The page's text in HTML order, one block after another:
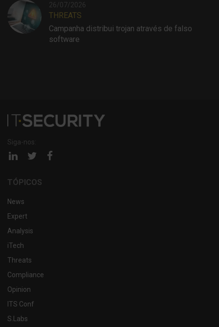
26/07/2026
THREATS
Campanha distribui trojan através de falso
software
Siga-nos:
Página Página
TÓPICOS
News
Expert
Analysis
iTech
Threats
Compliance
Opinion
ITS Conf
S.Labs